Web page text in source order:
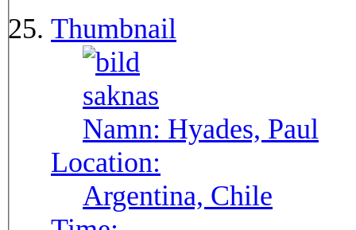
Thumbnail
Namn: Hyades, Paul
Location:
Argentina, Chile